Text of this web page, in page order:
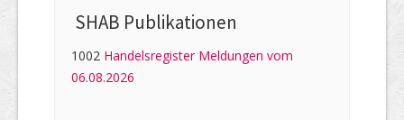
SHAB Publi­kati­onen
1002 Handelsregister Meldungen vom
06.08.2026